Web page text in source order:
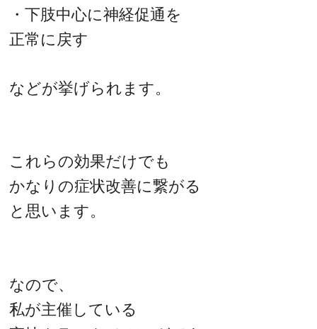
・下肢中心に神経促通を
正常に戻す
などが挙げられます。
これらの効果だけでも
かなりの症状改善に繋がる
と思います。
なので、
私が主催している